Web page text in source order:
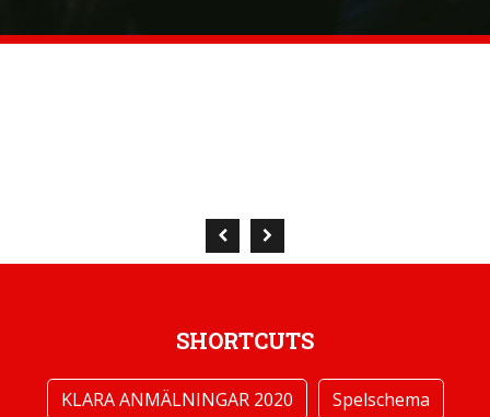
SHORTCUTS
KLARA ANMÄLNINGAR 2020
Spelschema